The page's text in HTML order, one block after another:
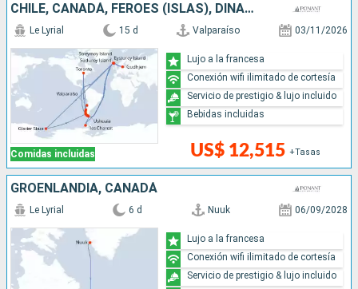
CHILE, CANADÁ, FÉROES (ISLAS), DINAMARCA, ANTÁRTICO, ARGENTINA
Comidas incluidas
Le Lyrial 15 d Valparaíso 03/11/2026
US$ 12,515 +Tasas
Lujo a la francesa
Conexión wifi ilimitado de cortesía
Servicio de prestigio & lujo incluido
Bebidas incluidas
GROENLANDIA, CANADÁ
Le Lyrial 6 d Nuuk 06/09/2028
Lujo a la francesa
Conexión wifi ilimitado de cortesía
Servicio de prestigio & lujo incluido